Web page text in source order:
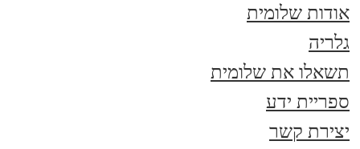
שלומית
את שלומית
ידע
קשר